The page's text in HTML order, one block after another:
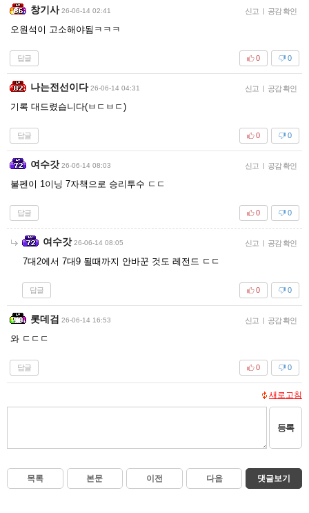
창기사 26-06-14 02:41 신고 | 공감 확인
오원석이 고소해야됨ㅋㅋㅋ
답글 0
0
나는전선이다 26-06-14 04:31 신고 | 공감 확인
기록 대드렸습니다(ㅂㄷㅂㄷ)
답글 0
0
여수갓 26-06-14 08:03 신고 | 공감 확인
불펜이 1이닝 7자책으로 승리투수 ㄷㄷ
답글 0
0
여수갓 26-06-14 08:05 신고 | 공감 확인
7대2에서 7대9 될때까지 안바꾼 것도 레전드 ㄷㄷ
답글 0
0
롯데검 26-06-14 16:53 신고 | 공감 확인
와 ㄷㄷㄷ
답글 0
0
새로고침
등록
목록 본문 이전 다음 댓글보기